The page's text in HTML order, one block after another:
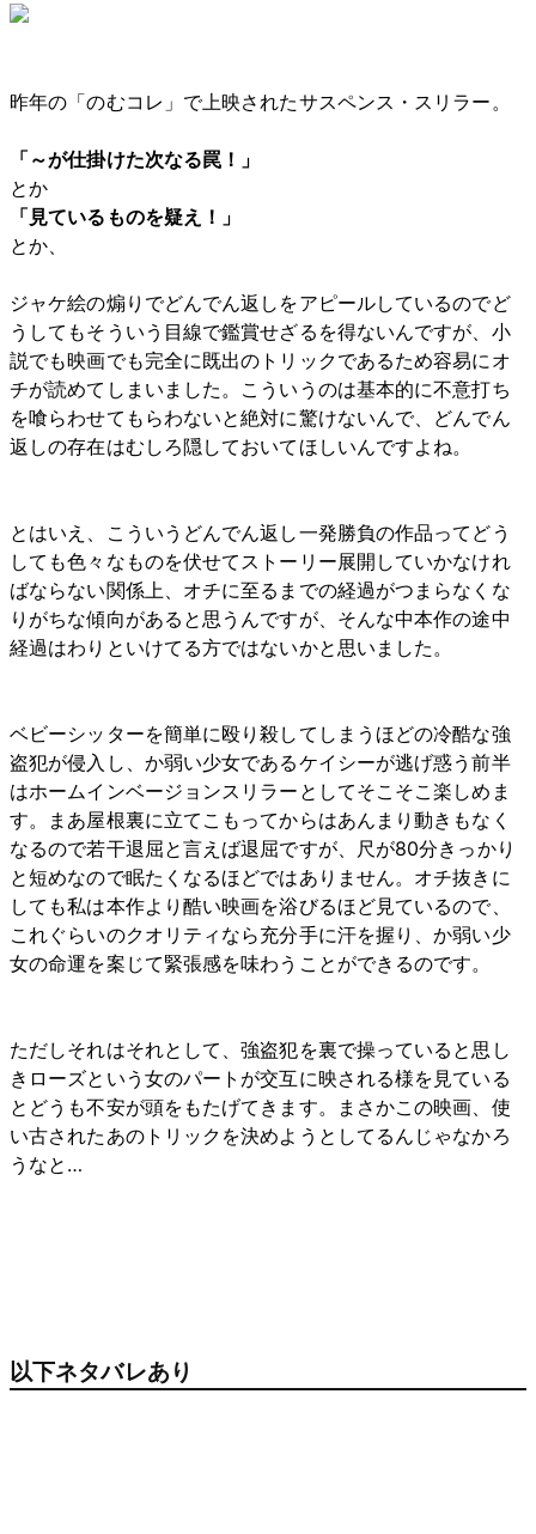
昨年の「のむコレ」で上映されたサスペンス・スリラー。
「～が仕掛けた次なる罠！」
とか
「見ているものを疑え！」
とか、
ジャケ絵の煽りでどんでん返しをアピールしているのでど
うしてもそういう目線で鑑賞せざるを得ないんですが、小
説でも映画でも完全に既出のトリックであるため容易にオ
チが読めてしまいました。こういうのは基本的に不意打ち
を喰らわせてもらわないと絶対に驚けないんで、どんでん
返しの存在はむしろ隠しておいてほしいんですよね。
とはいえ、こういうどんでん返し一発勝負の作品ってどう
しても色々なものを伏せてストーリー展開していかなけれ
ばならない関係上、オチに至るまでの経過がつまらなくな
りがちな傾向があると思うんですが、そんな中本作の途中
経過はわりといけてる方ではないかと思いました。
ベビーシッターを簡単に殴り殺してしまうほどの冷酷な強
盗犯が侵入し、か弱い少女であるケイシーが逃げ惑う前半
はホームインベージョンスリラーとしてそこそこ楽しめま
す。まあ屋根裏に立てこもってからはあんまり動きもなく
なるので若干退屈と言えば退屈ですが、尺が80分きっかり
と短めなので眠たくなるほどではありません。オチ抜きに
しても私は本作より酷い映画を浴びるほど見ているので、
これぐらいのクオリティなら充分手に汗を握り、か弱い少
女の命運を案じて緊張感を味わうことができるのです。
ただしそれはそれとして、強盗犯を裏で操っていると思し
きローズという女のパートが交互に映される様を見ている
とどうも不安が頭をもたげてきます。まさかこの映画、使
い古されたあのトリックを決めようとしてるんじゃなかろ
うなと…
以下ネタバレあり